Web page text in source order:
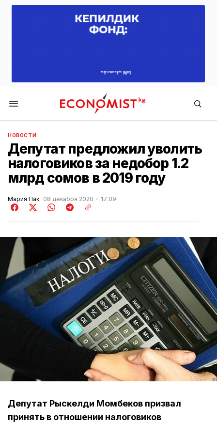
Economist.kg
НОВОСТИ
Депутат предложил уволить
налоговиков за недобор 1.2
млрд сомов в 2019 году
Мария Пак 08 декабря 2020 17:09
Депутат Рыскелди Момбеков призвал
принять в отношении налоговиков